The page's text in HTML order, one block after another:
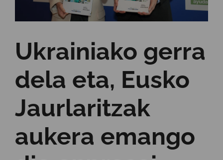
Ukrainiako gerra
dela eta, Eusko
Jaurlaritzak
aukera emango